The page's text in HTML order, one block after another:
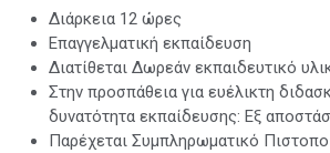
Διάρκεια 12 ώρες
Επαγγελματική εκπαίδευση
Διατίθεται Δωρεάν εκπαιδευτικό
Στην προσπάθεια για ευέλικτη
δυνατότητα εκπαίδευσης: Εξ
Παρέχεται Συμπληρωματικό